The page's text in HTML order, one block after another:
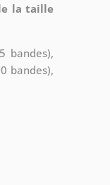
la taille
bandes),
bandes),